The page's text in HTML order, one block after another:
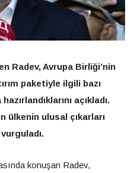
Radev, Avrupa Birliği’nin
paketiyle ilgili bazı
açıkladı.
ülkenin ulusal çıkarları
konuşan Radev,